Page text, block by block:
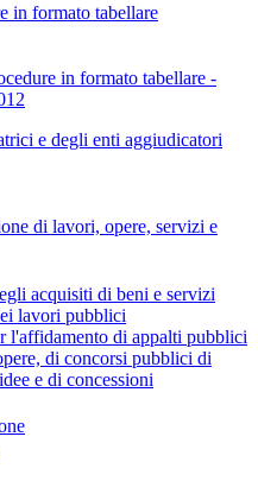
in formato tabellare
in formato tabellare -
e degli enti aggiudicatori
di lavori, opere, servizi e
acquisiti di beni e servizi
lavori pubblici
l'affidamento di appalti pubblici
di concorsi pubblici di
e di concessioni